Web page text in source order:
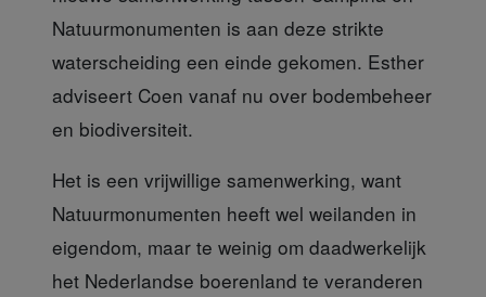
Natuurmonumenten is aan deze strikte
waterscheiding een einde gekomen. Esther
adviseert Coen vanaf nu over bodembeheer
en biodiversiteit.
Het is een vrijwillige samenwerking, want
Natuurmonumenten heeft wel weilanden in
eigendom, maar te weinig om daadwerkelijk
het Nederlandse boerenland te veranderen